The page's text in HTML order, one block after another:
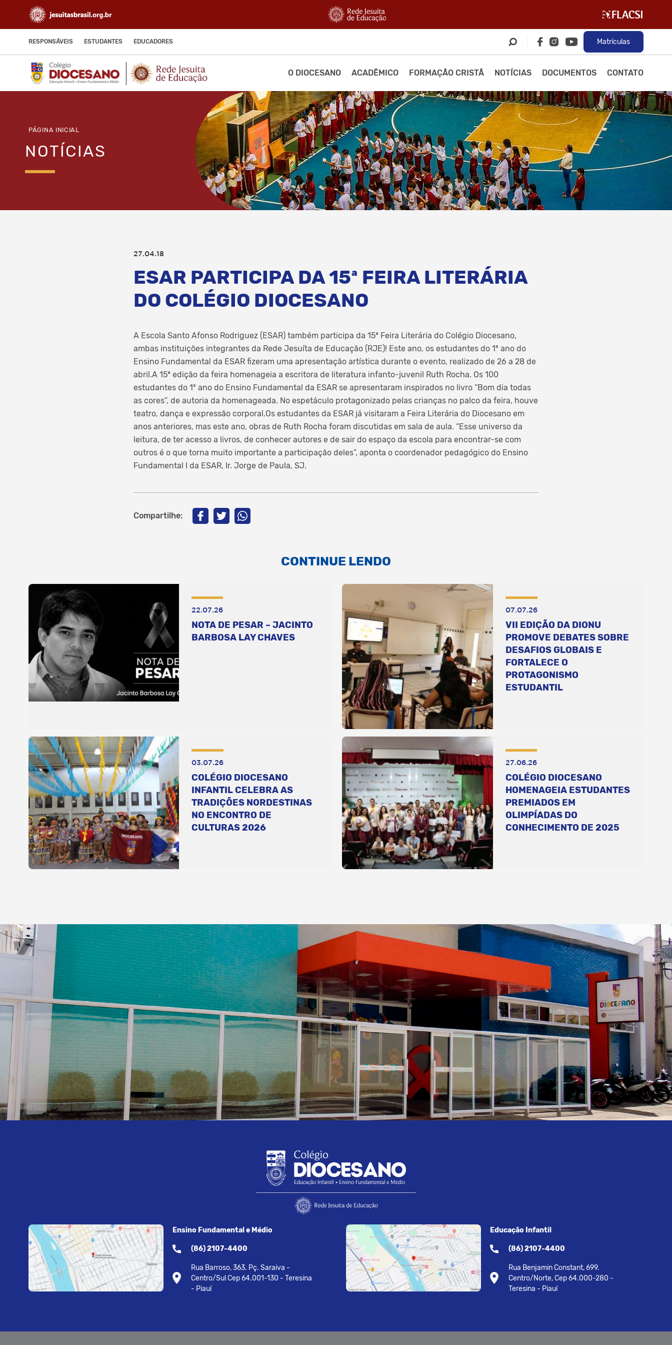
RESPONSÁVEIS ESTUDANTES EDUCADORES Matrículas
O DIOCESANO ACADÊMICO FORMAÇÃO CRISTÃ NOTÍCIAS DOCUMENTOS CONTATO
PÁGINA INICIAL
NOTÍCIAS
27.04.18
ESAR PARTICIPA DA 15ª FEIRA LITERÁRIA
DO COLÉGIO DIOCESANO
A Escola Santo Afonso Rodriguez (ESAR) também participa da 15ª Feira Literária do Colégio Diocesano,
ambas instituições integrantes da Rede Jesuíta de Educação (RJE)! Este ano, os estudantes do 1º ano do
Ensino Fundamental da ESAR fizeram uma apresentação artística durante o evento, realizado de 26 a 28 de
abril.A 15ª edição da feira homenageia a escritora de literatura infanto-juvenil Ruth Rocha. Os 100
estudantes do 1º ano do Ensino Fundamental da ESAR se apresentaram inspirados no livro “Bom dia todas
as cores”, de autoria da homenageada. No espetáculo protagonizado pelas crianças no palco da feira, houve
teatro, dança e expressão corporal.Os estudantes da ESAR já visitaram a Feira Literária do Diocesano em
anos anteriores, mas este ano, obras de Ruth Rocha foram discutidas em sala de aula. “Esse universo da
leitura, de ter acesso a livros, de conhecer autores e de sair do espaço da escola para encontrar-se com
outros é o que torna muito importante a participação deles”, aponta o coordenador pedagógico do Ensino
Fundamental I da ESAR, Ir. Jorge de Paula, SJ.
Compartilhe:
CONTINUE LENDO
22.07.26
NOTA DE PESAR – JACINTO
BARBOSA LAY CHAVES
07.07.26
VII EDIÇÃO DA DIONU
PROMOVE DEBATES SOBRE
DESAFIOS GLOBAIS E
FORTALECE O
PROTAGONISMO
ESTUDANTIL
03.07.26
COLÉGIO DIOCESANO
INFANTIL CELEBRA AS
TRADIÇÕES NORDESTINAS
NO ENCONTRO DE
CULTURAS 2026
27.06.26
COLÉGIO DIOCESANO
HOMENAGEIA ESTUDANTES
PREMIADOS EM
OLIMPÍADAS DO
CONHECIMENTO DE 2025
Ensino Fundamental e Médio
(86) 2107-4400
Rua Barroso, 363. Pç. Saraiva -
Centro/Sul Cep 64.001-130 - Teresina
- Piauí
Educação Infantil
(86) 2107-4400
Rua Benjamin Constant, 699.
Centro/Norte, Cep 64.000-280 -
Teresina - Piauí